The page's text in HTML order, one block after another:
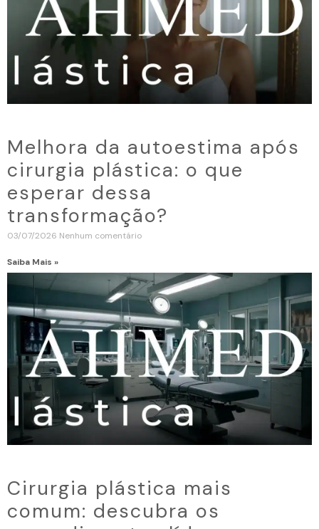
Melhora da autoestima após
cirurgia plástica: o que
esperar dessa
transformação?
03/07/2026 Nenhum comentário
Saiba Mais »
Cirurgia plástica mais
comum: descubra os